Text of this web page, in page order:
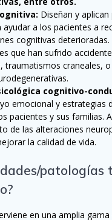
Diseñan y
a los pacientes a
cognitivas deterioradas.
que han sufrido
traumatismos craneales,
cognitivo-
emocional y estrategias
pacientes y sus familias.
de las alteraciones
la calidad de vida.
patologías
en una amplia